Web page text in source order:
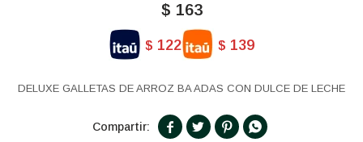
$ 163
$ 122 $ 139
DELUXE GALLETAS DE ARROZ BA ADAS CON DULCE DE LECHE
   